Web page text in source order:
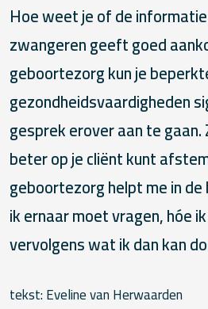
Hoe weet je of de
zwangeren geeft goed
geboortezorg kun je
gezondheidsvaardigheden
gesprek erover aan te
beter op je cliënt kunt
geboortezorg helpt me in
ik ernaar moet vragen, hóe
vervolgens wat ik dan kan
tekst: Eveline van Herwaarden